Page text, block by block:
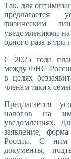
Так, для
предлагается
физическим
уведомлениями
одного раза в три
С 2025 года
между ФНС
в целях
членам таких
Предлагается
налогов на
уведомлениях.
заявление,
России. С ним
документы,